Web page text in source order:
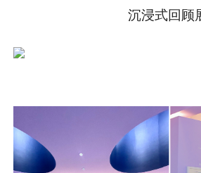
沉浸式回顾